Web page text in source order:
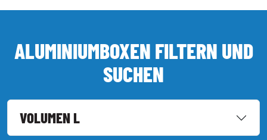
ALUMINIUMBOXEN FILTERN UND
SUCHEN
VOLUMEN L